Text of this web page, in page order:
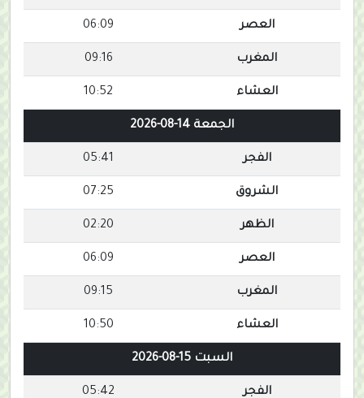
العصر 06:09
المغرب 09:16
العشاء 10:52
الجمعة 14-08-2026
الفجر 05:41
الشروق 07:25
الظهر 02:20
العصر 06:09
المغرب 09:15
العشاء 10:50
السبت 15-08-2026
الفجر 05:42